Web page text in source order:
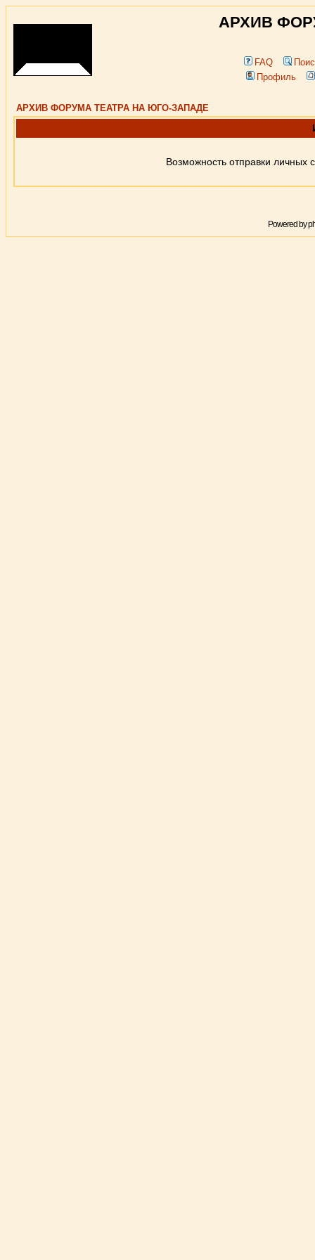
АРХИВ
FAQ
Профиль
АРХИВ ФОРУМА ТЕАТРА НА ЮГО-ЗАПАДЕ
Возможность отправки
Powered by